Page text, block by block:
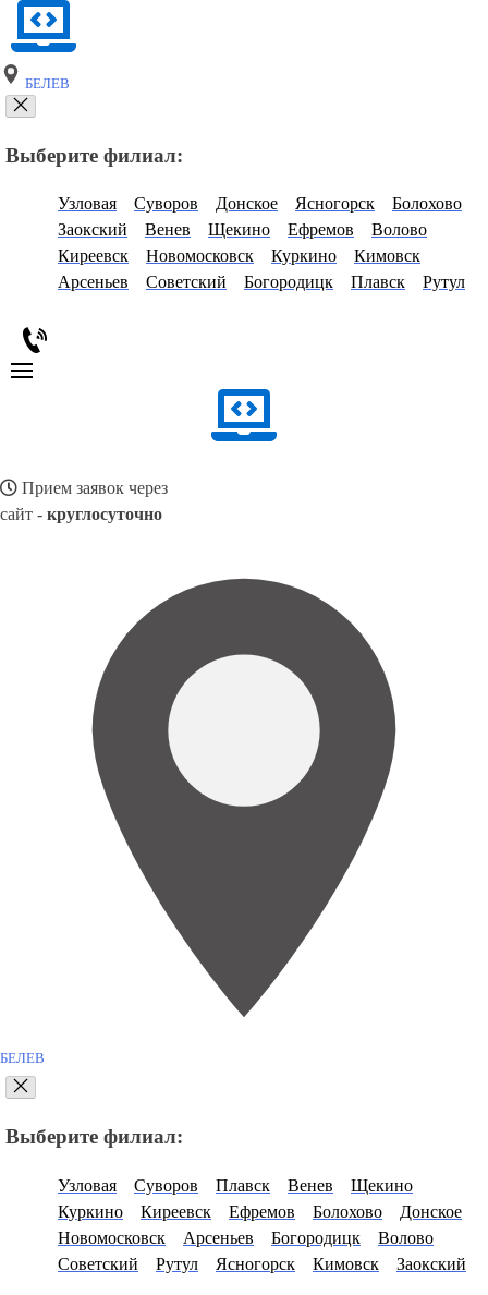
БЕЛЕВ
Выберите филиал:
Узловая Суворов Донское Ясногорск
Болохово
Заокский
Венев Щекино Ефремов
Волово
Киреевск
Новомосковск Куркино
Кимовск
Арсеньев
Советский Богородицк Плавск Рутул
Прием заявок через
сайт - круглосуточно
БЕЛЕВ
Выберите филиал:
Узловая Суворов Плавск Венев
Щекино
Куркино
Киреевск Ефремов Болохово
Донское
Новомосковск
Арсеньев Богородицк
Волово
Советский
Рутул Ясногорск Кимовск Заокский